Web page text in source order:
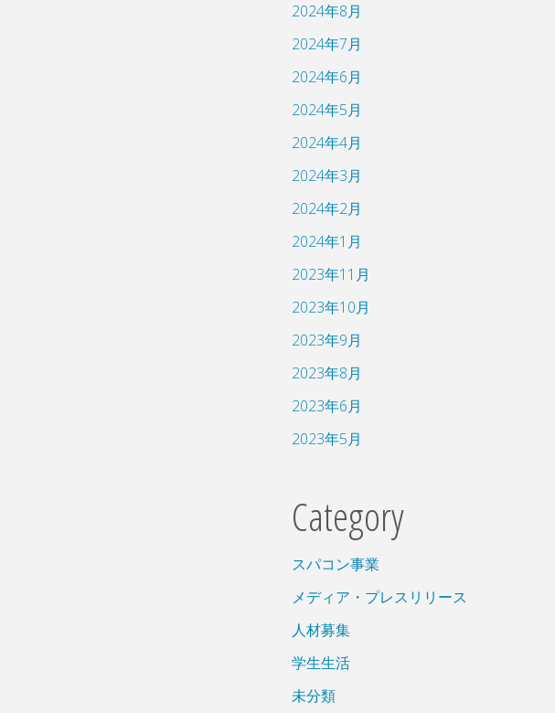
2024年8月
2024年7月
2024年6月
2024年5月
2024年4月
2024年3月
2024年2月
2024年1月
2023年11月
2023年10月
2023年9月
2023年8月
2023年6月
2023年5月
Category
スパコン事業
メディア・プレスリリース
人材募集
学生生活
未分類